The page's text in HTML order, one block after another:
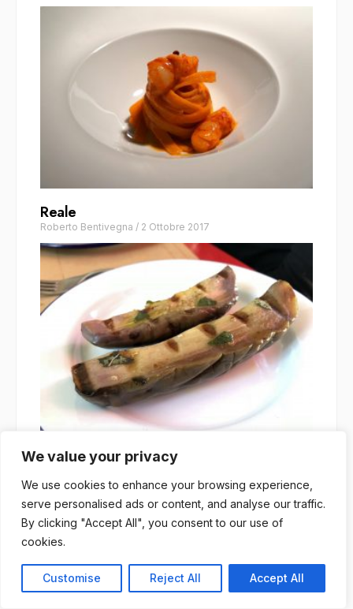
We value your privacy
We use cookies to enhance your browsing experience,
serve personalised ads or content, and analyse our traffic.
By clicking "Accept All", you consent to our use of
cookies.
Customise Reject All Accept All
Reale
Roberto Bentivegna / 2 Ottobre 2017
ALT Stazione del Gusto
Alberto Cauzzi/7 Settembre 2018